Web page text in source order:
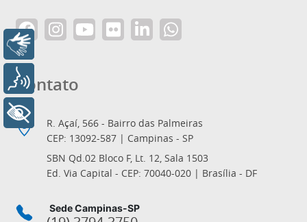
Contato
R. Açaí, 566 - Bairro das Palmeiras
CEP: 13092-587 | Campinas - SP
SBN Qd.02 Bloco F, Lt. 12, Sala 1503
Ed. Via Capital - CEP: 70040-020 | Brasília - DF
Sede Campinas-SP
Libras
Voz